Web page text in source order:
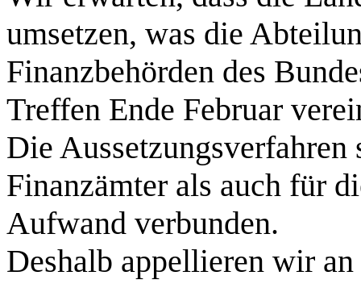
umsetzen, was die
Finanzbehörden des
Treffen Ende Februar
Die
Finanzämter als auch für
Aufwand verbunden.
Deshalb appellieren wir